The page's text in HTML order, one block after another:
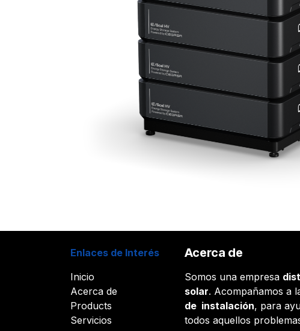
Enlaces de Interés
Inicio
Acerca de
Products
Servicios
Acerca de
Somos una empresa
solar. Acompañamos a
de instalación, para
todos aquellos